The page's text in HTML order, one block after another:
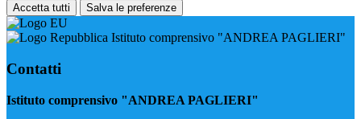
Accetta tutti Salva le preferenze
Istituto comprensivo "ANDREA PAGLIERI"
Contatti
Istituto comprensivo "ANDREA PAGLIERI"